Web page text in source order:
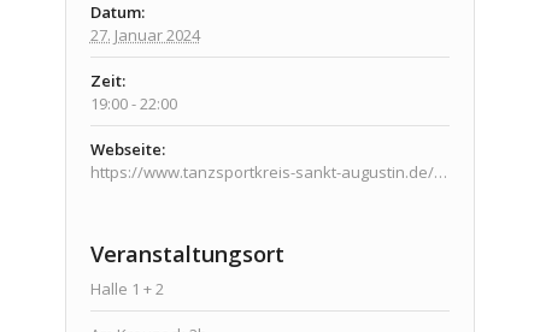
Datum:
27. Januar 2024
Zeit:
19:00 - 22:00
Webseite:
https://www.tanzsportkreis-sankt-augustin.de/veranstaltungen/veranstaltungen/
Veranstaltungsort
Halle 1 + 2